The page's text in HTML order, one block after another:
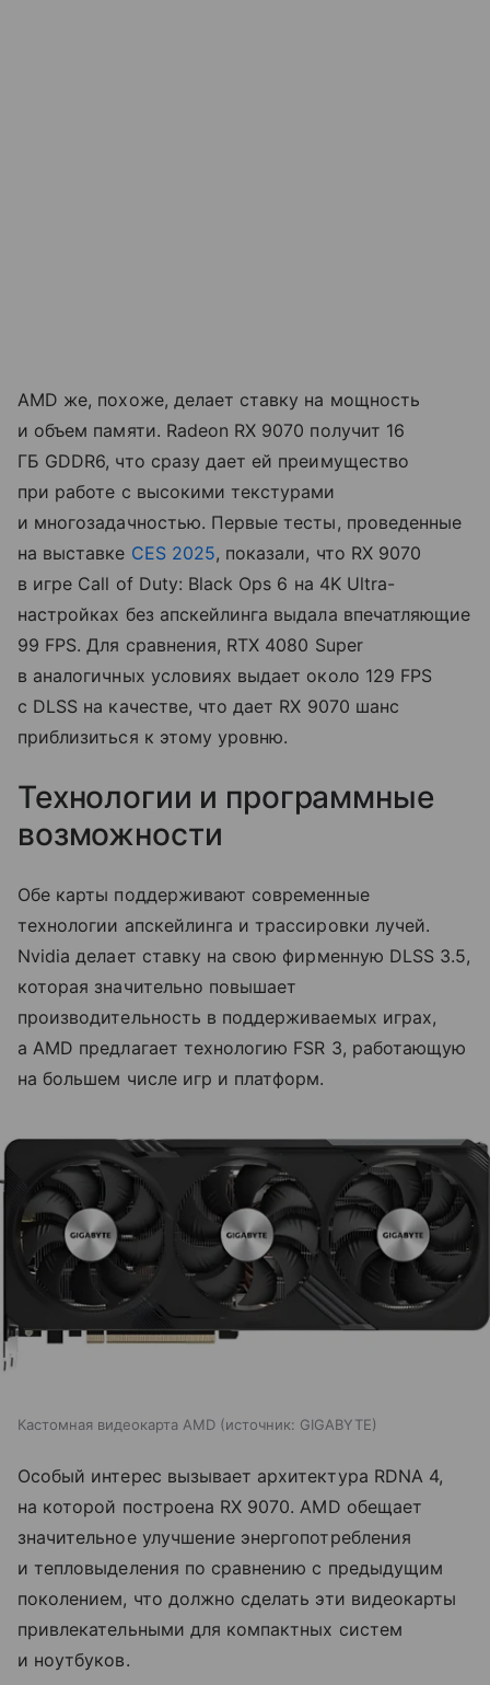
AMD же, похоже, делает ставку на мощность
и объем памяти. Radeon RX 9070 получит 16
ГБ GDDR6, что сразу дает ей преимущество
при работе с высокими текстурами
и многозадачностью. Первые тесты, проведенные
на выставке CES 2025, показали, что RX 9070
в игре Call of Duty: Black Ops 6 на 4K Ultra-
настройках без апскейлинга выдала впечатляющие
99 FPS. Для сравнения, RTX 4080 Super
в аналогичных условиях выдает около 129 FPS
с DLSS на качестве, что дает RX 9070 шанс
приблизиться к этому уровню.
Технологии и программные
возможности
Обе карты поддерживают современные
технологии апскейлинга и трассировки лучей.
Nvidia делает ставку на свою фирменную DLSS 3.5,
которая значительно повышает
производительность в поддерживаемых играх,
а AMD предлагает технологию FSR 3, работающую
на большем числе игр и платформ.
Кастомная видеокарта AMD источник: GIGABYTE
Особый интерес вызывает архитектура RDNA 4,
на которой построена RX 9070. AMD обещает
значительное улучшение энергопотребления
и тепловыделения по сравнению с предыдущим
поколением, что должно сделать эти видеокарты
привлекательными для компактных систем
и ноутбуков.